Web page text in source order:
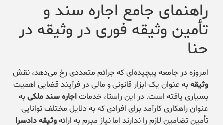
راهنمای جامع اجاره سند و
تأمین وثیقه فوری در وثیقه در
حنا
امروزه در جامعه پیچیده‌ای که جرائم متعددی رخ می‌دهد، نقش
وثیقهبه عنوان یک ابزار قانونی و مالی در فرآیند قضایی اهمیت
بسیاری یافته است. در این راستا، خدماتاجاره سند ملکیبه
عنوان راهکاری کارآمد برای افرادی که به دلایل مختلف توانایی
تأمین تضامین لازم را ندارند اما نیاز مبرم به ارائهوثیقه دادسرا